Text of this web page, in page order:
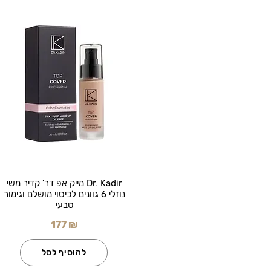
Dr. Kadir מייק אפ דר' קדיר משי
נוזלי 6 גוונים לכיסוי מושלם וגימור
טבעי
177 ₪
להוסיף לסל